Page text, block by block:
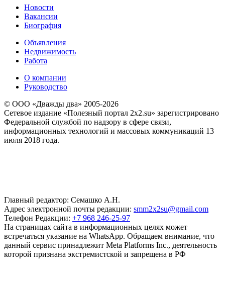
Новости
Вакансии
Биография
Объявления
Недвижимость
Работа
О компании
Руководство
© ООО «Дважды два» 2005-2026
Сетевое издание «Полезный портал 2x2.su» зарегистрировано
Федеральной службой по надзору в сфере связи,
информационных технологий и массовых коммуникаций 13
июля 2018 года.
Главный редактор: Семашко А.Н.
Адрес электронной почты редакции: smm2x2su@gmail.com
Телефон Редакции: +7 968 246-25-97
На страницах сайта в информационных целях может
встречаться указание на WhatsApp. Обращаем внимание, что
данный сервис принадлежит Meta Platforms Inc., деятельность
которой признана экстремистской и запрещена в РФ